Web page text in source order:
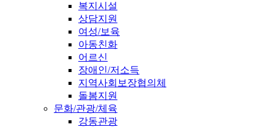
복지시설
상담지원
여성/보육
아동친화
어르신
장애인/저소득
지역사회보장협의체
돌봄지원
문화/관광/체육
강동관광